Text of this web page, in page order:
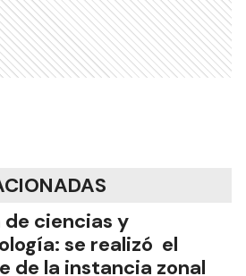
de ciencias y
se realizó el
de la instancia zonal